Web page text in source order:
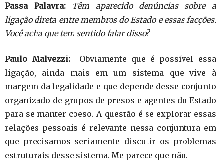
Passa Palavra:
Têm aparecido denúncias sobre a
ligação direta entre membros do Estado e essas facções.
Você acha que tem sentido falar disso?
Paulo Malvezzi:Obviamente que é possível essa
ligação, ainda mais em um sistema que vive à
margem da legalidade e que depende desse conjunto
organizado de grupos de presos e agentes do Estado
para se manter coeso. A questão é se explorar essas
relações pessoais é relevante nessa conjuntura em
que precisamos seriamente discutir os problemas
estruturais desse sistema. Me parece que não.